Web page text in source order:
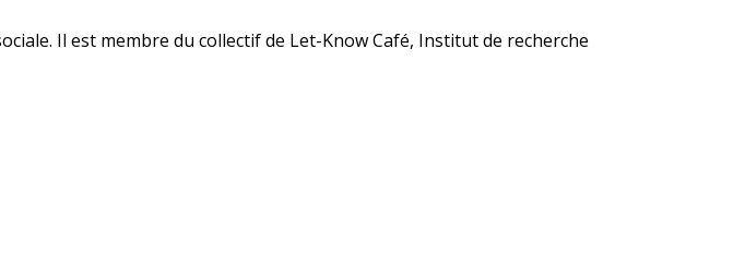
Il est membre du collectif de Let-Know Café, Institut de recherche